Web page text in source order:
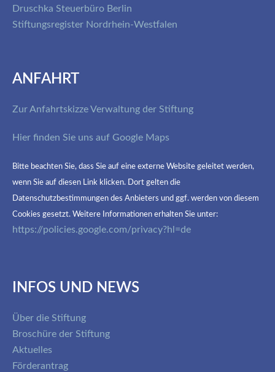
Druschka Steuerbüro Berlin
Stiftungsregister Nordrhein-Westfalen
ANFAHRT
Zur Anfahrtskizze Verwaltung der Stiftung
Hier finden Sie uns auf Google Maps
Bitte beachten Sie, dass Sie auf eine externe Website geleitet werden,
wenn Sie auf diesen Link klicken. Dort gelten die
Datenschutzbestimmungen des Anbieters und ggf. werden von diesem
Cookies gesetzt. Weitere Informationen erhalten Sie unter:
https://policies.google.com/privacy?hl=de
INFOS UND NEWS
Über die Stiftung
Broschüre der Stiftung
Aktuelles
Förderantrag